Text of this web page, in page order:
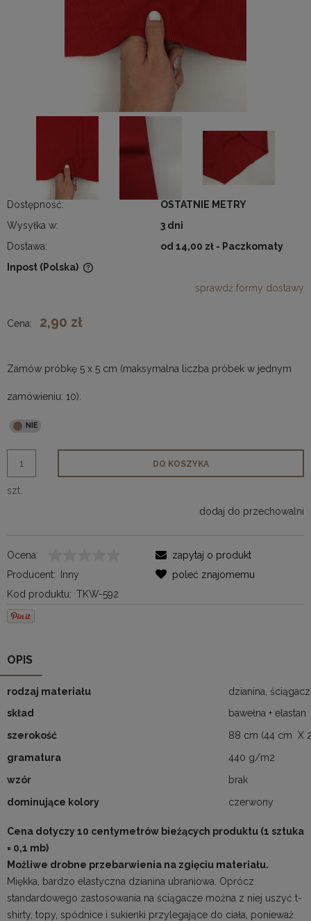
Dostępność:
OSTATNIE METRY
Wysyłka w:
3 dni
Dostawa:
od 14,00 zł - Paczkomaty
Inpost (Polska)
sprawdź formy dostawy
Cena: 2,90 zł
Zamów próbkę 5 x 5 cm (maksymalna liczba próbek w jednym
zamówieniu: 10):
szt.
DO KOSZYKA
dodaj do przechowalni
Ocena:
Producent:
Inny
Kod produktu: TKW-592
zapytaj o produkt
poleć znajomemu
OPIS
rodzaj materiału
dzianina,
skład
bawełna + elastan
szerokość
88 cm (44 cm X
gramatura
440 g/m2
wzór
brak
dominujące kolory
czerwony
Cena dotyczy 10 centymetrów bieżących produktu (1 sztuka
= 0,1 mb)
Możliwe drobne przebarwienia na zgięciu materiału.
Miękka, bardzo elastyczna dzianina ubraniowa. Oprócz
standardowego zastosowania na ściągacze można z niej uszyć t-
shirty, topy, spódnice i sukienki przylegające do ciała, ponieważ